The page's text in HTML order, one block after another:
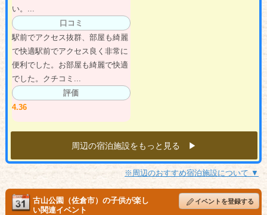
い。...
口コミ
駅前でアクセス抜群、部屋も綺麗
で快適駅前でアクセス良く非常に
便利でした。お部屋も綺麗で快適
でした。クチコミ...
評価
4.36
周辺の宿泊施設をもっと見る ▶︎
※周辺のおすすめ宿泊施設について ▼
古山公園（佐倉市）の子供が楽し
い関連イベント
イベントを登録する